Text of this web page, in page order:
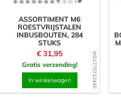
WD1770712445
ASSORTIMENT M6
ROESTVRIJSTALEN
INBUSBOUTEN, 284
STUKS
Prijs
€ 31,95
Gratis verzending!
In winkelwagen